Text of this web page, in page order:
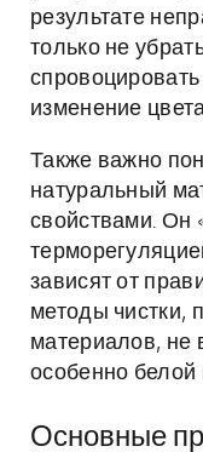
результате
только не
изменение
Также важно
натуральный
свойствами. Он
зависят от
методы чистки,
материалов, не
особенно белой
Основные